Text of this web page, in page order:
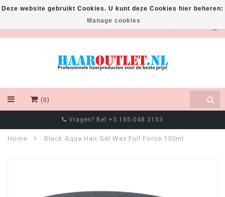
EUR
(0)
Vragen? Bel +3.185-048 3153
Home Black Aqua Hair Gel Wax Full Force 150ml
Deze website gebruikt Cookies. U kunt deze Cookies hier beheren:
Manage cookies